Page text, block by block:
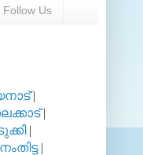
Follow Us
|
|
|
|